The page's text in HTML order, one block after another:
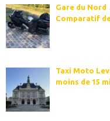
Gare du Nord
Comparatif
Taxi Moto
moins de 15